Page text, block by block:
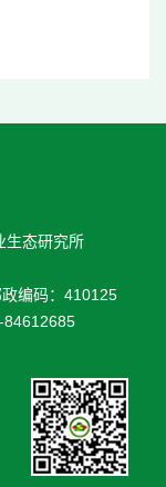
生态研究所
政编码：410125
84612685